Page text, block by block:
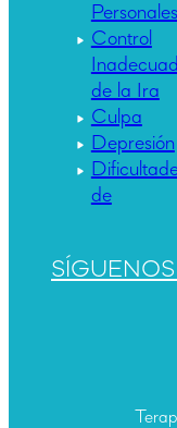
Personales
Control
de la Ira
Culpa
Depresión
de